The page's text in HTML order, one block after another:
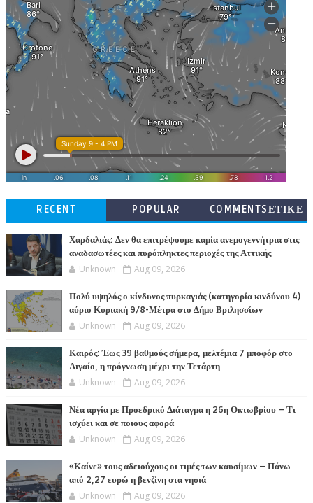
RECENT POPULAR
COMMENTSΕΤΙΚΕ
Χαρδαλιάς: Δεν θα επιτρέψουμε καμία ανεμογεννήτρια στις
αναδασωτέες και πυρόπληκτες περιοχές της Αττικής
Unknown Aug 09, 2026
Πολύ υψηλός ο κίνδυνος πυρκαγιάς (κατηγορία κινδύνου 4)
αύριο Κυριακή 9/8-Μέτρα στο Δήμο Βριλησσίων
Unknown Aug 09, 2026
Καιρός: Έως 39 βαθμούς σήμερα, μελτέμια 7 μποφόρ στο
Αιγαίο, η πρόγνωση μέχρι την Τετάρτη
Unknown Aug 09, 2026
Νέα αργία με Προεδρικό Διάταγμα η 26η Οκτωβρίου – Τι
ισχύει και σε ποιους αφορά
Unknown Aug 09, 2026
«Καίνε» τους αδειούχους οι τιμές των καυσίμων – Πάνω
από 2,27 ευρώ η βενζίνη στα νησιά
Unknown Aug 09, 2026